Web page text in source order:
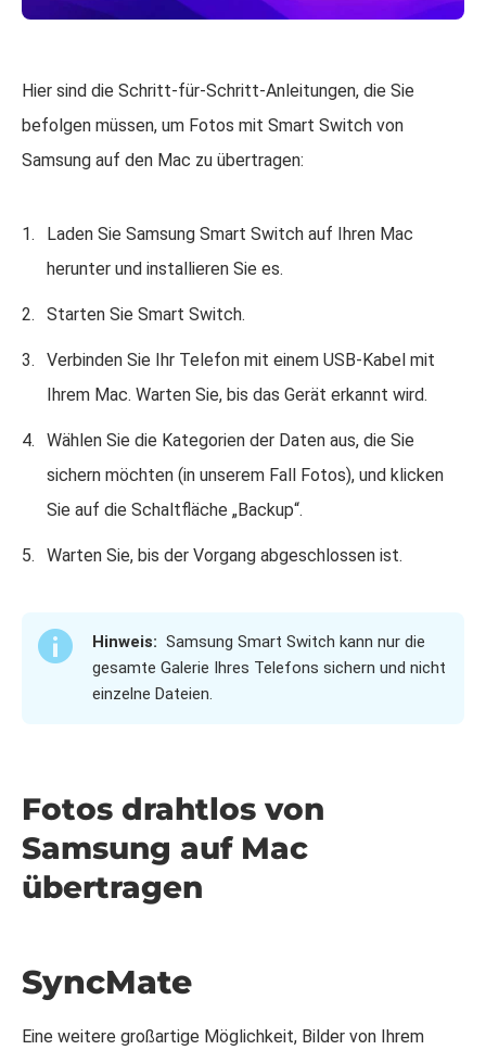
Hier sind die Schritt-für-Schritt-Anleitungen, die Sie
befolgen müssen, um Fotos mit Smart Switch von
Samsung auf den Mac zu übertragen:
Laden Sie Samsung Smart Switch auf Ihren Mac
herunter und installieren Sie es.
Starten Sie Smart Switch.
Verbinden Sie Ihr Telefon mit einem USB-Kabel mit
Ihrem Mac. Warten Sie, bis das Gerät erkannt wird.
Wählen Sie die Kategorien der Daten aus, die Sie
sichern möchten (in unserem Fall Fotos), und klicken
Sie auf die Schaltfläche „Backup“.
Warten Sie, bis der Vorgang abgeschlossen ist.
Hinweis: Samsung Smart Switch kann nur die
gesamte Galerie Ihres Telefons sichern und nicht
einzelne Dateien.
Fotos drahtlos von
Samsung auf Mac
übertragen
SyncMate
Eine weitere großartige Möglichkeit, Bilder von Ihrem